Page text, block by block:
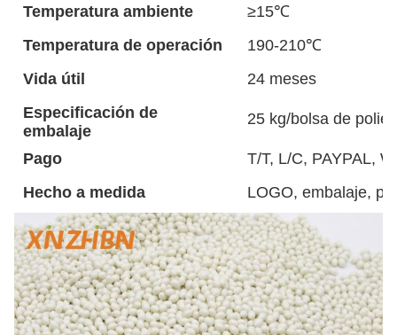
Temperatura ambiente
≥15℃
Temperatura de operación
190-210℃
Vida útil
24 meses
Especificación de
embalaje
25 kg/bolsa de
Pago
T/T, L/C, PAYPAL,
Hecho a medida
LOGO, embalaje,